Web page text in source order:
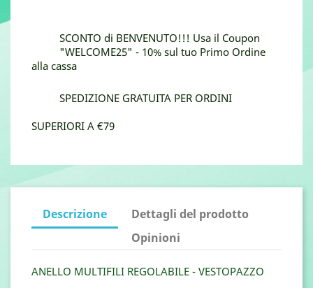
SCONTO di BENVENUTO!!! Usa il Coupon
"WELCOME25" - 10% sul tuo Primo Ordine
alla cassa
SPEDIZIONE GRATUITA PER ORDINI
SUPERIORI A €79
Descrizione
Dettagli del prodotto
Opinioni
ANELLO MULTIFILI REGOLABILE - VESTOPAZZO